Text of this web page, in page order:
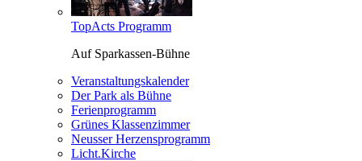
TopActs Programm
Auf Sparkassen-Bühne
Veranstaltungskalender
Der Park als Bühne
Ferienprogramm
Grünes Klassenzimmer
Neusser Herzensprogramm
Licht.Kirche